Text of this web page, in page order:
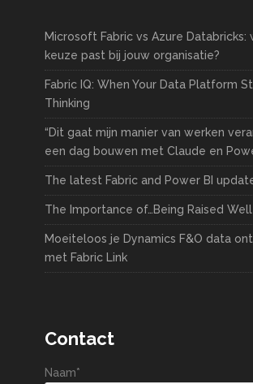
Microsoft Fabric vs Azure Databricks:
keuze past bij jouw organisatie?
Fabric IQ: When Your Data Platform
Thinking
“Dit gaat mijn manier van werken
een dag bouwen met Claude en
The latest Fabric and Power BI
The Importance of…Being Raised Well
Moeiteloos je Dynamics F&O data
met Fabric Link
Contact
Naam*